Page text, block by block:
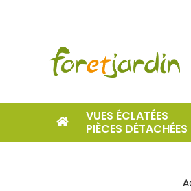
VUES ÉCLATÉES
PIÈCES DÉTACHÉES